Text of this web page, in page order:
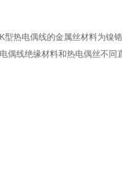
热电偶线的金属丝材料为镍铬
偶线绝缘材料和热电偶丝不同